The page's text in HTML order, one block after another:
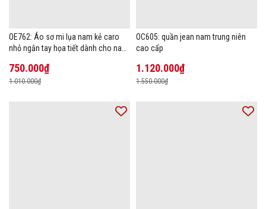
OE762: Áo sơ mi lụa nam kẻ caro
nhỏ ngắn tay họa tiết dành cho nam
750.000₫
1.010.000₫
OC605: quần jean nam trung niên
cao cấp
1.120.000₫
1.550.000₫